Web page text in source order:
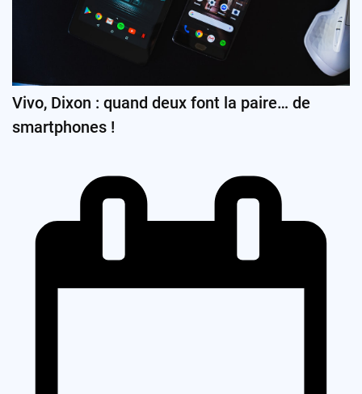
Vivo, Dixon : quand deux font la paire… de
smartphones !